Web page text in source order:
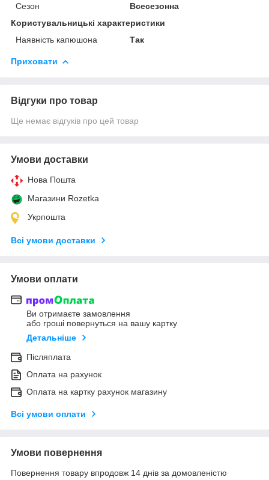
Сезон
Всесезонна
Користувальницькі характеристики
Наявність капюшона
Так
Приховати
Відгуки про товар
Ще немає відгуків про цей товар
Умови доставки
Нова Пошта
Магазини Rozetka
Укрпошта
Всі умови доставки
Умови оплати
Ви отримаєте замовлення
або гроші повернуться на вашу картку
Детальніше
Післяплата
Оплата на рахунок
Оплата на картку рахунок магазину
Всі умови оплати
Умови повернення
Повернення товару впродовж 14 днів за домовленістю